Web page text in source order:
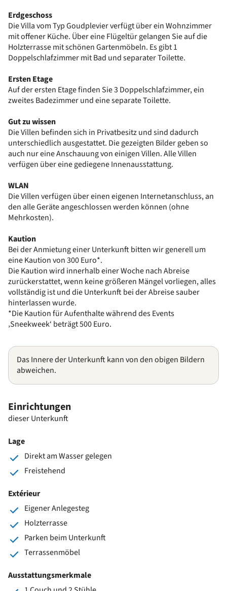
Erdgeschoss
Die Villa vom Typ Goudplevier verfügt über ein Wohnzimmer
mit offener Küche. Über eine Flügeltür gelangen Sie auf die
Holzterrasse mit schönen Gartenmöbeln. Es gibt 1
Doppelschlafzimmer mit Bad und separater Toilette.
Ersten Etage
Auf der ersten Etage finden Sie 3 Doppelschlafzimmer, ein
zweites Badezimmer und eine separate Toilette.
Gut zu wissen
Die Villen befinden sich in Privatbesitz und sind dadurch
unterschiedlich ausgestattet. Die gezeigten Bilder geben so
auch nur eine Anschauung von einigen Villen. Alle Villen
verfügen über eine gediegene Innenausstattung.
WLAN
Die Villen verfügen über einen eigenen Internetanschluss, an
den alle Geräte angeschlossen werden können (ohne
Mehrkosten).
Kaution
Bei der Anmietung einer Unterkunft bitten wir generell um
eine Kaution von 300 Euro*.
Die Kaution wird innerhalb einer Woche nach Abreise
zurückerstattet, wenn keine größeren Mängel vorliegen, alles
vollständig ist und die Unterkunft bei der Abreise sauber
hinterlassen wurde.
*Die Kaution für Aufenthalte während des Events
‚Sneekweek‘ beträgt 500 Euro.
Das Innere der Unterkunft kann von den obigen Bildern
abweichen.
Einrichtungen
dieser Unterkunft
Lage
Direkt am Wasser gelegen
Freistehend
Extérieur
Eigener Anlegesteg
Holzterrasse
Parken beim Unterkunft
Terrassenmöbel
Ausstattungsmerkmale